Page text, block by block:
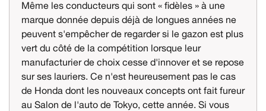
Même les conducteurs qui sont « fidèles » à une
marque donnée depuis déjà de longues années ne
peuvent s'empêcher de regarder si le gazon est plus
vert du côté de la compétition lorsque leur
manufacturier de choix cesse d'innover et se repose
sur ses lauriers. Ce n'est heureusement pas le cas
de Honda dont les nouveaux concepts ont fait fureur
au Salon de l'auto de Tokyo, cette année. Si vous